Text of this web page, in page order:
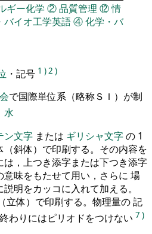
ギー化学 ②品質管理 ⑫情
バイオ工学英語④化学・バ
・記号 1 )2 )
で国際単位系（略称ＳＩ）が制
水
ン文字 または ギリシャ文字の 1
斜体）で印刷する。その内容を
，上つき添字または下つき添字
意味をもたせて用い，さらに 場
明をカッコに入れて加える。
立体）で印刷する。物理量の 記
わりにはピリオドをつけない 7 )